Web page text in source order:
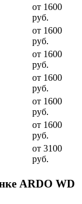
от 1600
руб.
от 1600
руб.
от 1600
руб.
от 1600
руб.
от 1600
руб.
от 1600
руб.
от 3100
руб.
ARDO WD